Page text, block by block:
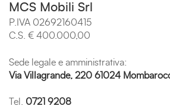
MCS Mobili Srl
P.IVA 02692160415
C.S. € 400.000,00
Sede legale e amministrativa:
Via Villagrande, 220 61024
Tel. 0721 9208